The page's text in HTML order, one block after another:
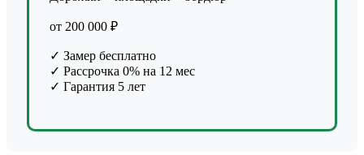
от 200 000 ₽
✓ Замер бесплатно
✓ Рассрочка 0% на 12 мес
✓ Гарантия 5 лет